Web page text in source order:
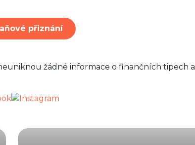
přiznání
žádné informace o finančních tipech a